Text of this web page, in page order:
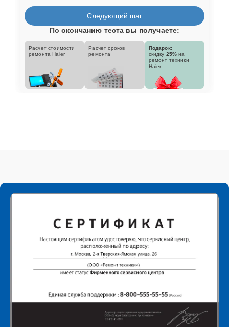
Следующий шаг
По окончанию теста вы получаете:
Расчет стоимости
ремонта Haier
Расчет сроков
ремонта
Подарок:
скидку 25% на
ремонт техники
Haier